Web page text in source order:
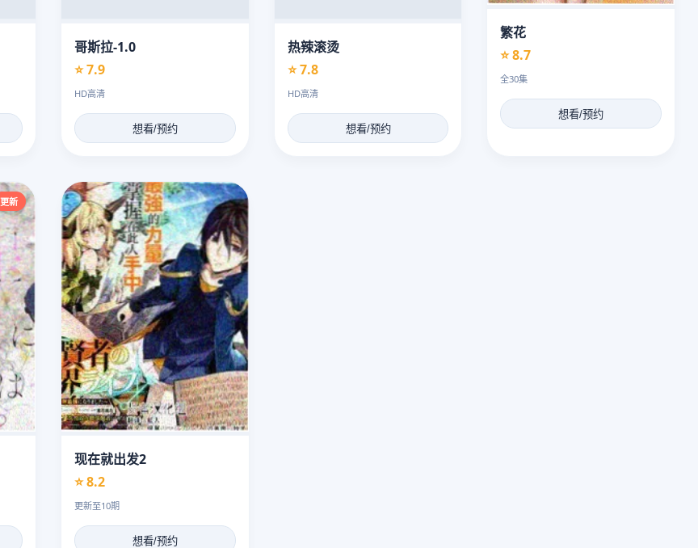
哥斯拉-1.0
⭐ 7.9
HD高清
想看/预约
热辣滚烫
⭐ 7.8
HD高清
想看/预约
繁花
⭐ 8.7
全30集
想看/预约
更新
现在就出发2
⭐ 8.2
更新至10期
想看/预约